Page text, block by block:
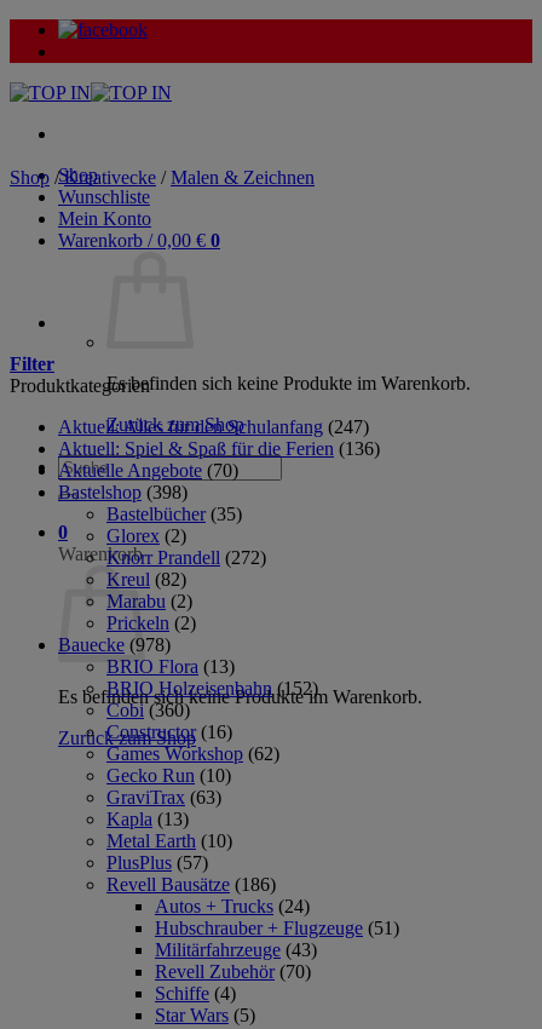
Zum
Inhalt
Shop
Wunschliste
Mein Konto
Warenkorb /0,00 € 0
Es befinden sich keine Produkte im Warenkorb.
Zurück zum Shop
Suche
nach:
0
Warenkorb
Es befinden sich keine Produkte im Warenkorb.
Zurück zum Shop
Shop / Kreativecke / Malen & Zeichnen
Filter
Produktkategorien
Aktuell: Alles für den Schulanfang (247)
Aktuell: Spiel & Spaß für die Ferien (136)
Aktuelle Angebote (70)
Bastelshop (398)
Bastelbücher (35)
Glorex (2)
Knorr Prandell (272)
Kreul (82)
Marabu (2)
Prickeln (2)
Bauecke (978)
BRIO Flora (13)
BRIO Holzeisenbahn (152)
Cobi (360)
Constructor (16)
Games Workshop (62)
Gecko Run (10)
GraviTrax (63)
Kapla (13)
Metal Earth (10)
PlusPlus (57)
Revell Bausätze (186)
Autos + Trucks (24)
Hubschrauber + Flugzeuge (51)
Militärfahrzeuge (43)
Revell Zubehör (70)
Schiffe (4)
Star Wars (5)